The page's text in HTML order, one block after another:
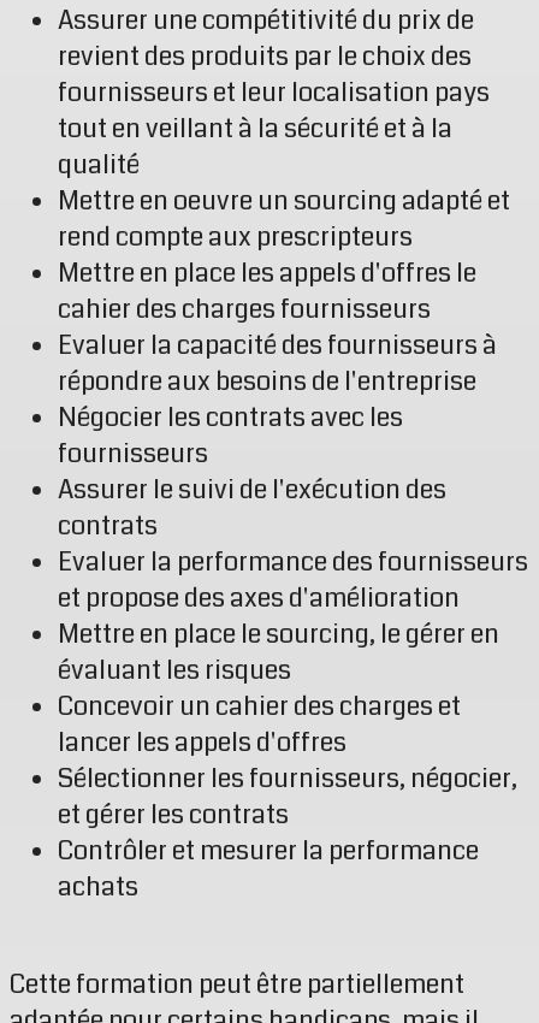
Assurer une compétitivité du prix de
revient des produits par le choix des
fournisseurs et leur localisation pays
tout en veillant à la sécurité et à la
qualité
Mettre en oeuvre un sourcing adapté et
rend compte aux prescripteurs
Mettre en place les appels d'offres le
cahier des charges fournisseurs
Evaluer la capacité des fournisseurs à
répondre aux besoins de l'entreprise
Négocier les contrats avec les
fournisseurs
Assurer le suivi de l'exécution des
contrats
Evaluer la performance des fournisseurs
et propose des axes d'amélioration
Mettre en place le sourcing, le gérer en
évaluant les risques
Concevoir un cahier des charges et
lancer les appels d'offres
Sélectionner les fournisseurs, négocier,
et gérer les contrats
Contrôler et mesurer la performance
achats
Cette formation peut être partiellement